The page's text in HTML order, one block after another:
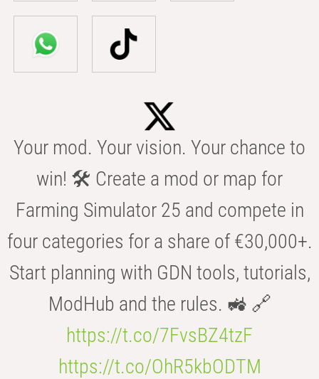
Your mod. Your vision. Your chance to
win! 🛠️ Create a mod or map for
Farming Simulator 25 and compete in
four categories for a share of €30,000+.
Start planning with GDN tools, tutorials,
ModHub and the rules. 🚜 🔗
https://t.co/7FvsBZ4tzF
https://t.co/OhR5kbODTM